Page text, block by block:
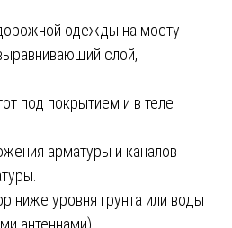
одежды на мосту
слой,
под покрытием и в теле
арматуры и каналов
ниже уровня грунта или воды
антеннами).